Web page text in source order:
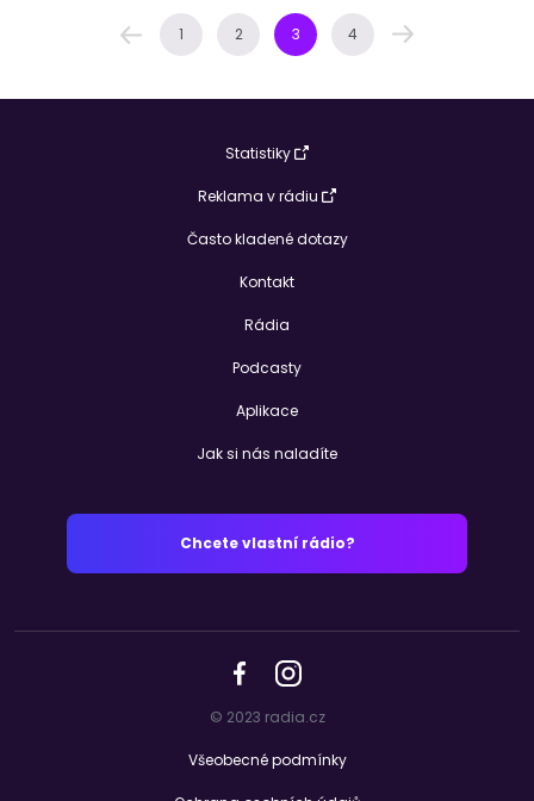
1 2 3 4
Statistiky
Reklama v rádiu
Často kladené dotazy
Kontakt
Rádia
Podcasty
Aplikace
Jak si nás naladíte
Chcete vlastní rádio?
© 2023 radia.cz
Všeobecné podmínky